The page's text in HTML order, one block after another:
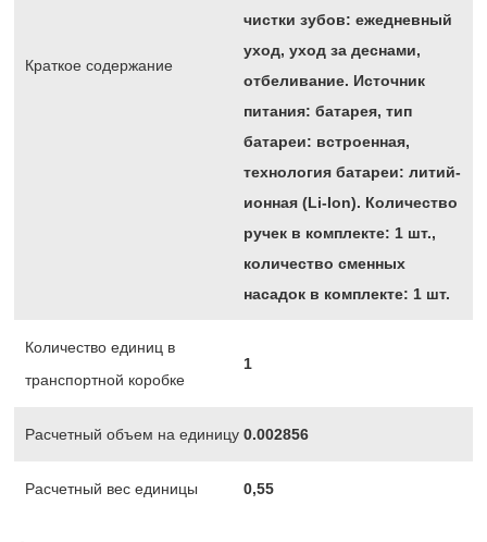
Краткое содержание
чистки зубов: ежедневный
уход, уход за деснами,
отбеливание. Источник
питания: батарея, тип
батареи: встроенная,
технология батареи: литий-
ионная (Li-Ion). Количество
ручек в комплекте: 1 шт.,
количество сменных
насадок в комплекте: 1 шт.
Количество единиц в
транспортной коробке
1
Расчетный объем на единицу 0.002856
Расчетный вес единицы 0,55